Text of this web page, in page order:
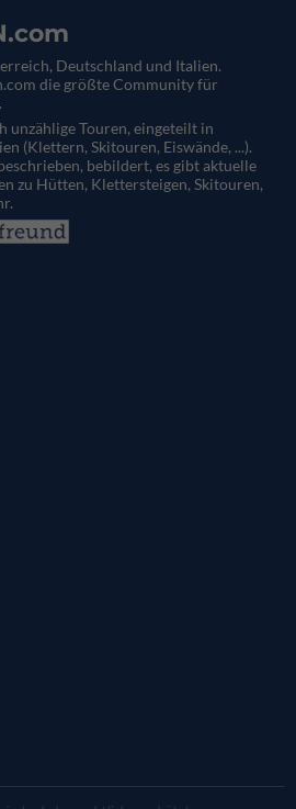
Deutschland und Italien.
die größte Community für
unzählige Touren, eingeteilt in
(Klettern, Skitouren, Eiswände, ...).
bebildert, es gibt aktuelle
zu Hütten, Klettersteigen, Skitouren,